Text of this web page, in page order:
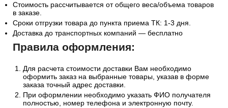
Стоимость рассчитывается от общего веса/объема товаров
в заказе.
Сроки отгрузки товара до пункта приема ТК: 1-3 дня.
Доставка до транспортных компаний — бесплатно
Правила оформления:
Для расчета стоимости доставки Вам необходимо
оформить заказ на выбранные товары, указав в форме
заказа точный адрес доставки.
При оформлении необходимо указать ФИО получателя
полностью, номер телефона и электронную почту.